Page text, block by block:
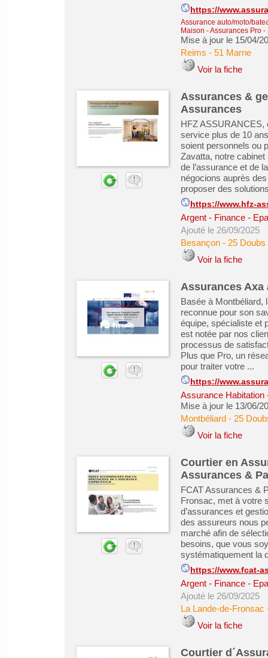
https://
Assurance auto/moto/
Maison - Assurances Pro-
Mise à jour le 15/04/
Reims - 51 Marne
Voir la fiche
Assurances &
Assurances
HFZ ASSURANCES,
service plus de 10
soient personnels ou
Zavatta, notre
de l’assurance et de
négocions auprès
proposer des
https://www.hfz-
Argent - Finance -
Ajouté le 26/09/2025
Besançon- 25 Doubs
Voir la fiche
Assurances Axa
Basée à Montbéliard,
reconnue pour son
équipe, spécialiste et
est notée par nos
processus de
Plus que Pro, un
pour traiter votre ...
https://
Assurance
Mise à jour le 13/06/
Montbéliard- 25
Voir la fiche
Courtier en
Assurances &
FCAT Assurances &
Fronsac, met à votre
d’assurances et
des assureurs nous
marché afin de
besoins, que vous
systématiquement la
https://www.fcat-
Argent - Finance -
Ajouté le 26/09/2025
La Lande-de-Fronsac
Voir la fiche
Courtier